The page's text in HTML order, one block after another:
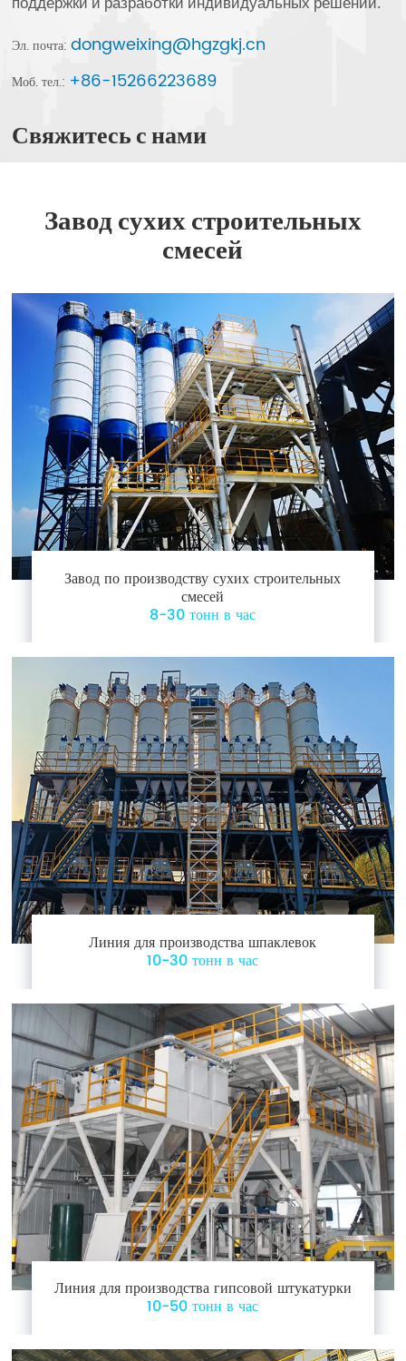
Эл. почта:dongweixing@hgzgkj.cn
Моб. тел.: +86-15266223689
Свяжитесь с нами
Завод сухих строительных
смесей
Завод по производству сухих строительных
смесей
8-30 тонн в час
Линия для производства шпаклевок
10-30 тонн в час
Линия для производства гипсовой штукатурки
10-50 тонн в час